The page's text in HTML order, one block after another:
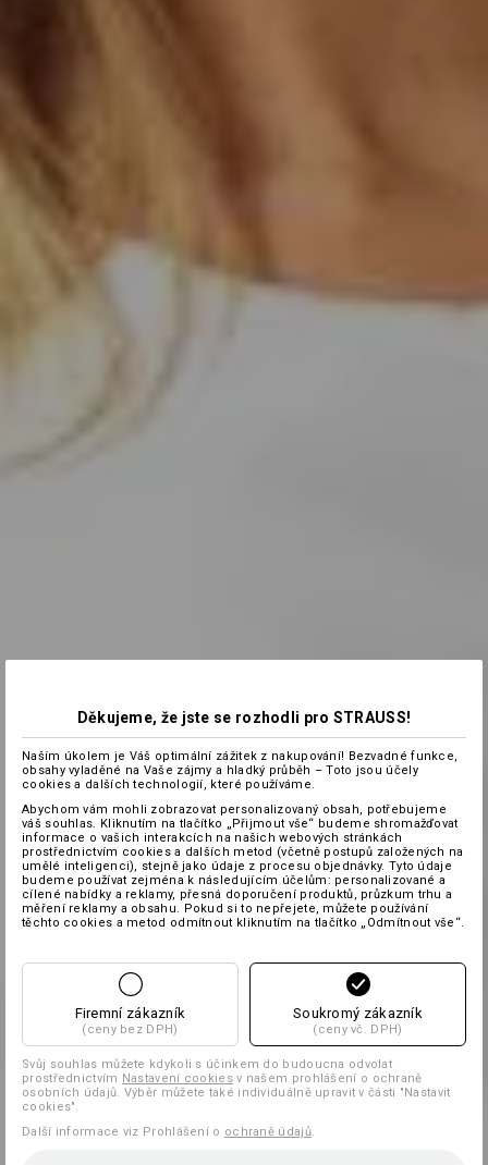
Děkujeme, že jste se rozhodli pro STRAUSS!
Naším úkolem je Váš optimální zážitek z nakupování! Bezvadné funkce,
obsahy vyladěné na Vaše zájmy a hladký průběh – Toto jsou účely
cookies a dalších technologií, které používáme.
Abychom vám mohli zobrazovat personalizovaný obsah, potřebujeme
váš souhlas. Kliknutím na tlačítko „Přijmout vše“ budeme shromažďovat
informace o vašich interakcích na našich webových stránkách
prostřednictvím cookies a dalších metod (včetně postupů založených na
umělé inteligenci), stejně jako údaje z procesu objednávky. Tyto údaje
budeme používat zejména k následujícím účelům: personalizované a
cílené nabídky a reklamy, přesná doporučení produktů, průzkum trhu a
měření reklamy a obsahu. Pokud si to nepřejete, můžete používání
těchto cookies a metod odmítnout kliknutím na tlačítko „Odmítnout vše“.
Firemní zákazník
(ceny bez DPH)
Soukromý zákazník
(ceny vč. DPH)
Svůj souhlas můžete kdykoli s účinkem do budoucna odvolat
prostřednictvím Nastavení cookiesv našem prohlášení o ochraně
osobních údajů. Výběr můžete také individuálně upravit v části "Nastavit
cookies".
Další informace viz Prohlášení o ochraně údajů.